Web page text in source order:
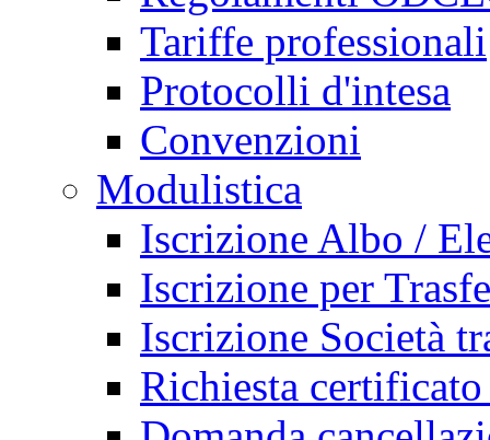
Tariffe professionali
Protocolli d'intesa
Convenzioni
Modulistica
Iscrizione Albo /
Iscrizione per
Iscrizione Società
Richiesta